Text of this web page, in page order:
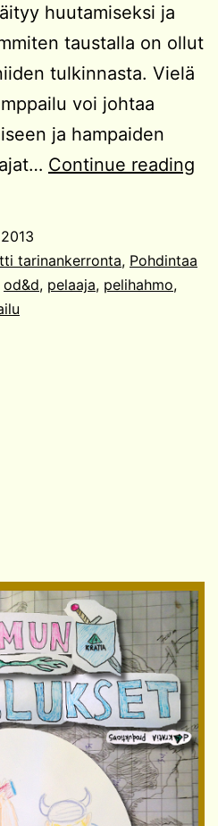
huutamiseksi ja
taustalla on ollut
tulkinnasta. Vielä
voi johtaa
ja hampaiden
Continue reading
tarinankerronta, Pohdintaa
od&d, pelaaja, pelihahmo,